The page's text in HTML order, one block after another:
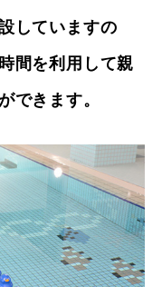
していますの
間を利用して親
できます。